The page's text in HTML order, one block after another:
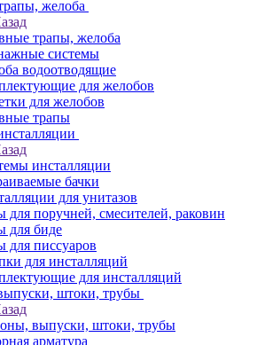
желоба
трапы, желоба
системы
водоотводящие
для желобов
для желобов
трапы
инсталляции
бачки
для унитазов
для поручней, смесителей, раковин
для биде
для писсуаров
для инсталляций
для инсталляций
штоки, трубы
выпуски, штоки, трубы
арматура